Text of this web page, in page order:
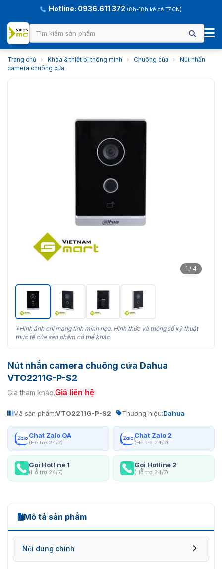
Hotline: 0936.611.372 (8h-18h kể cả T7,CN)
Trang chủ › Khóa & thiết bị thông minh › Chuông cửa ›
Nút nhấn
camera chuông cửa
1 / 4
*Hình ảnh chỉ mang tính minh họa. Hình thức và thông số kỹ thuật
thực tế của sản phẩm có thể khác.
Nút nhấn camera chuông cửa Dahua
VTO2211G-P-S2
Giá tham khảo:Giá liên hệ
Mã sản phẩm:VTO2211G-P-S2 Thương hiệu:Dahua
Chat Zalo OA
(Hỗ trợ 24/7)
Chat Zalo 2
(Hỗ trợ 24/7)
Gọi Hotline 1
(Hỗ trợ 24/7)
Gọi Hotline 2
(Hỗ trợ 24/7)
Mô tả sản phẩm
Nội dung chính